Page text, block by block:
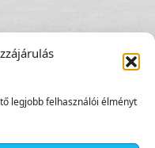
legjobb felhasználói élményt